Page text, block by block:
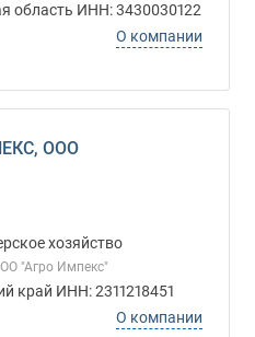
область ИНН: 3430030122
О компании
ООО
хозяйство
"Агро Импекс"
край ИНН: 2311218451
О компании